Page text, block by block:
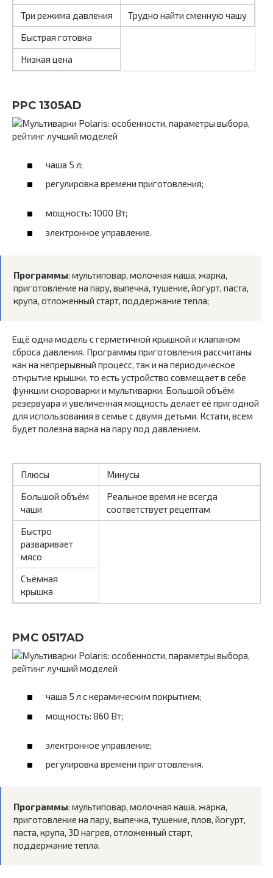
Три режима давления
Трудно найти сменную чашу
Быстрая готовка
Низкая цена
PPC 1305AD
чаша 5 л;
регулировка времени приготовления;
мощность: 1000 Вт;
электронное управление.
Программы: мультиповар, молочная каша, жарка,
приготовление на пару, выпечка, тушение, йогурт, паста,
крупа, отложенный старт, поддержание тепла;
Ещё одна модель с герметичной крышкой и клапаном
сброса давления. Программы приготовления рассчитаны
как на непрерывный процесс, так и на периодическое
открытие крышки, то есть устройство совмещает в себе
функции скороварки и мультиварки. Большой объём
резервуара и увеличенная мощность делает её пригодной
для использования в семье с двумя детьми. Кстати, всем
будет полезна варка на пару под давлением.
Плюсы
Минусы
Большой объём
чаши
Реальное время не всегда
соответствует рецептам
Быстро
разваривает
мясо
Съёмная
крышка
PMC 0517AD
чаша 5 л с керамическим покрытием;
мощность: 860 Вт;
электронное управление;
регулировка времени приготовления.
Программы: мультиповар, молочная каша, жарка,
приготовление на пару, выпечка, тушение, плов, йогурт,
паста, крупа, 3D нагрев, отложенный старт,
поддержание тепла.